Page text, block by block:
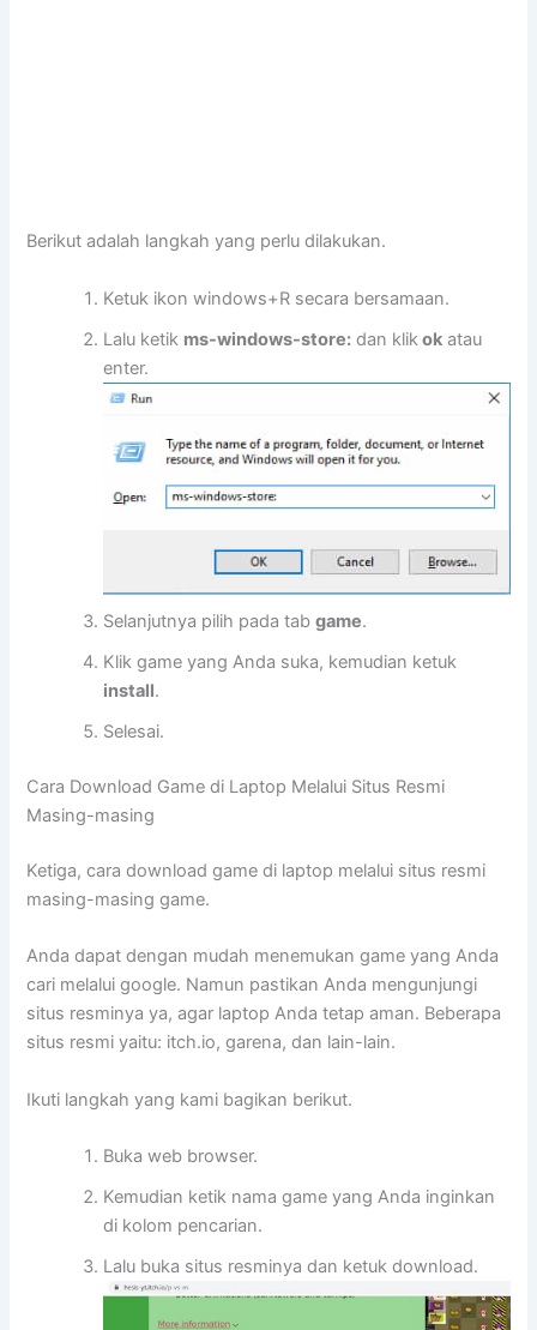
Berikut adalah langkah yang perlu dilakukan.
Ketuk ikon windows+R secara bersamaan.
Lalu ketik ms-windows-store: dan klikok atau
enter.
Selanjutnya pilih pada tabgame.
Klik game yang Anda suka, kemudian ketuk
install.
Selesai.
Cara Download Game di Laptop Melalui Situs Resmi
Masing-masing
Ketiga, cara download game di laptop melalui situs resmi
masing-masing game.
Anda dapat dengan mudah menemukan game yang Anda
cari melalui google. Namun pastikan Anda mengunjungi
situs resminya ya, agar laptop Anda tetap aman. Beberapa
situs resmi yaitu: itch.io, garena, dan lain-lain.
Ikuti langkah yang kami bagikan berikut.
Buka web browser.
Kemudian ketik nama game yang Anda inginkan
di kolom pencarian.
Lalu buka situs resminya dan ketuk download.